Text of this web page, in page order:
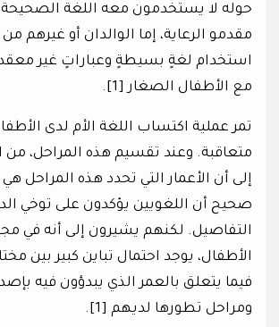
حوله لا يستخدمون معه اللغة الصحيحة
مقدمو الرعاية، إما الوالدان أو غيرهم من
استخدام لغةٍ بسيطةٍ وعباراتٍ غير
مع الأطفال الصغار [1].
تمر عملية اكتساب اللغة الأم لدى
متعاقبة. وعند تقسيم هذه المراحل، من
إلى أن الأعمار التي تحدد هذه المراحل هي
صحيح أن اللغويين يؤكدون على توخي
التفاصيل. لكنهم يشيرون إلى أنه في
الأطفال، يوجد احتمال تباين كبير بين
فيما يتعلق بالعمر الذي يبدؤون فيه
ومراحل تطورها لديهم [1].